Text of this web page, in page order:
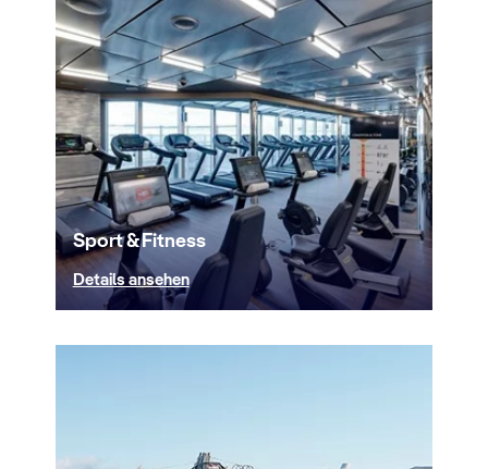
Sport & Fitness
Details ansehen